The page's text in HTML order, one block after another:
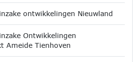
ontwikkelingen Nieuwland
Ontwikkelingen
Ameide Tienhoven